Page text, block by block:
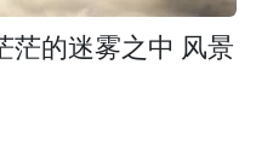
茫的迷雾之中 风景